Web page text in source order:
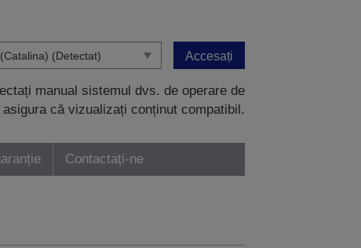
Accesați
manual sistemul dvs. de operare de
că vizualizați conținut compatibil.
Contactați-ne